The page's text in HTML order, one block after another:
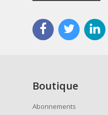
Boutique
Abonnements